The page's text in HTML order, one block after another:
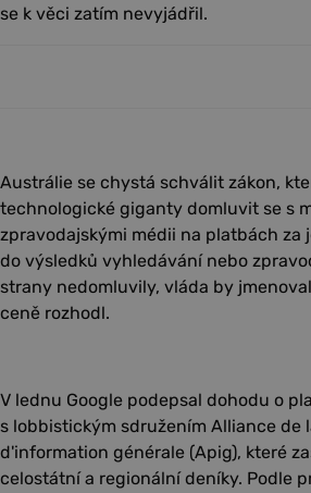
se k věci zatím nevyjádřil.
Austrálie se chystá schválit zákon,
technologické giganty domluvit se s
zpravodajskými médii na platbách za
do výsledků vyhledávání nebo
strany nedomluvily, vláda by
ceně rozhodl.
V lednu Google podepsal dohodu o
s lobbistickým sdružením Alliance de
d'information générale (Apig), které
celostátní a regionální deníky. Podle